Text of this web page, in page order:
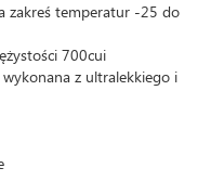
zakreś temperatur -25 do
700cui
z ultralekkiego i